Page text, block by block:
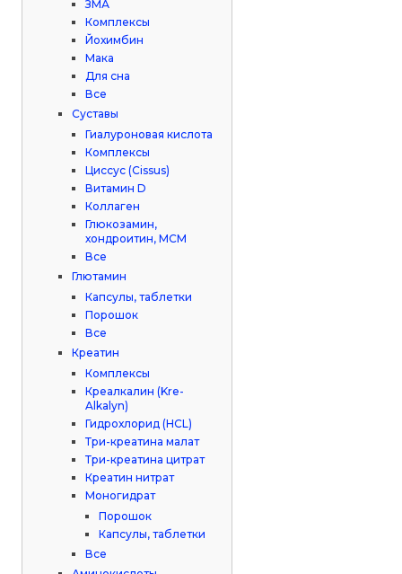
ЗМА
Комплексы
Йохимбин
Мака
Для сна
Все
Суставы
Гиалуроновая кислота
Комплексы
Циссус (Cissus)
Витамин D
Коллаген
Глюкозамин,
хондроитин, МСМ
Все
Глютамин
Капсулы, таблетки
Порошок
Все
Креатин
Комплексы
Креалкалин (Kre-
Alkalyn)
Гидрохлорид (HCL)
Три-креатина малат
Три-креатина цитрат
Креатин нитрат
Моногидрат
Порошок
Капсулы, таблетки
Все